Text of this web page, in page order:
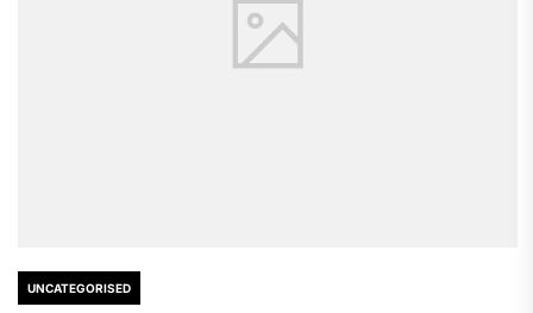
UNCATEGORISED